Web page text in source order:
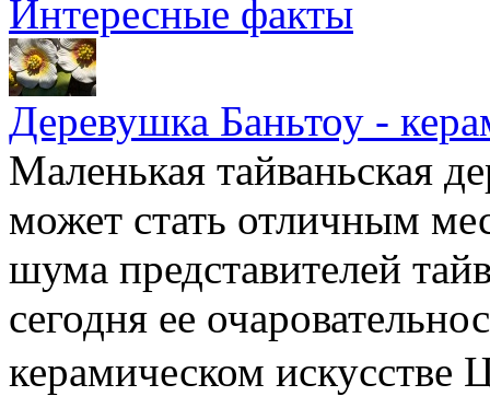
Интересные факты
Деревушка Баньтоу -
Маленькая тайваньская
может стать отличным
шума представителей
сегодня ее
керамическом